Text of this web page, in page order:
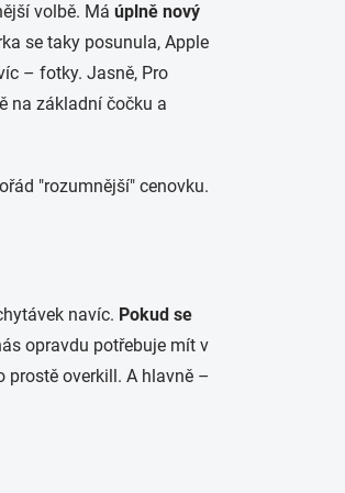
volbě. Má úplně nový
se taky posunula, Apple
– fotky. Jasně, Pro
na základní čočku a
"rozumnější" cenovku.
navíc. Pokud se
opravdu potřebuje mít v
prostě overkill. A hlavně –